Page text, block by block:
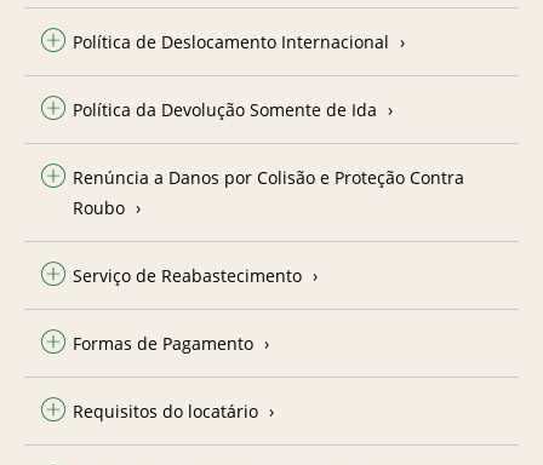
Política de Deslocamento Internacional
Política da Devolução Somente de Ida
Renúncia a Danos por Colisão e Proteção Contra
Roubo
Serviço de Reabastecimento
Formas de Pagamento
Requisitos do locatário